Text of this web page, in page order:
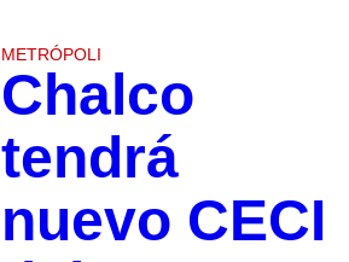
METRÓPOLI
Chalco
tendrá
nuevo CECI